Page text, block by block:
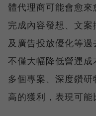
體代理商可能會愈
完成內容發想、文
及廣告投放優化等
不僅大幅降低營運
多個專案、深度鑽
高的獲利，表現可能